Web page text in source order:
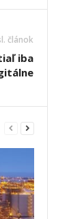
článok
iba